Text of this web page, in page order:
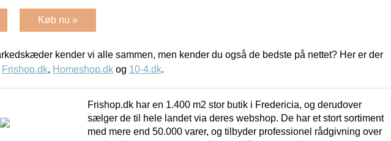
Køb nu »
kender vi alle sammen, men kender du også de bedste på nettet? Her er der
Frishop.dk, Homeshop.dk og 10-4.dk.
Frishop.dk har en 1.400 m2 stor butik i Fredericia, og derudover
sælger de til hele landet via deres webshop. De har et stort sortiment
med mere end 50.000 varer, og tilbyder professionel rådgivning over